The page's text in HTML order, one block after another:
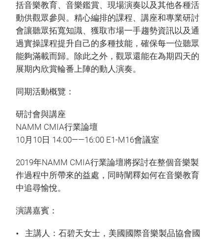
括音樂教育、音樂鑑賞、現場演奏以及其他各種活
動供觀眾參與。精心編排的課程、講座和專業研討
會讓聽眾拓寬知識、獲取市場一手趨勢資訊以及通
過實操課程提升自己的多種技能，確保每一位聽眾
能夠滿載而歸。除此之外，觀眾還能在為期四天的
展期內欣賞輪番上陣的動人演奏。
同期活動概覽：
研討會與講座
NAMM CMIA行業論壇
10月10日 14:00——16:00 E1-M16會議室
2019年NAMM CMIA行業論壇將探討在整個音樂製
作過程中所帶來的益處，同時闡釋如何在音樂教育
中追尋愉悅。
演講嘉賓：
主講人：石碧天女士，美國國際音樂製品協會國